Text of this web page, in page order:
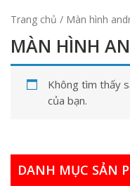
Trang chủ / Màn hình
MÀN HÌNH
Không tìm thấy
của bạn.
DANH MỤC SẢN